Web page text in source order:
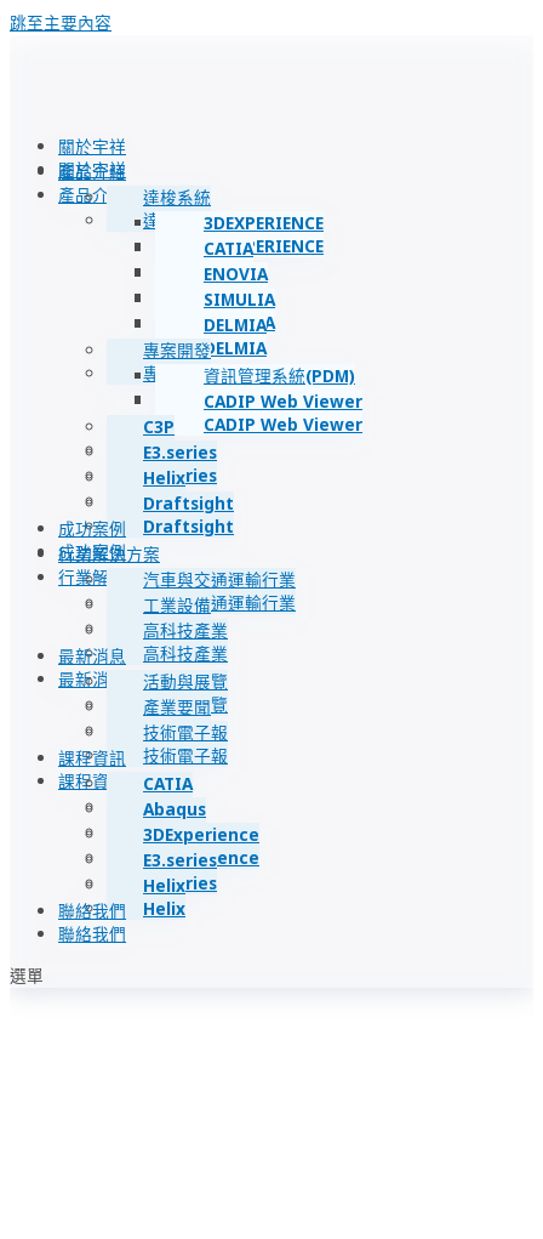
跳至主要內容
關於宇祥
產品介紹
達梭系統
3DEXPERIENCE
CATIA
ENOVIA
SIMULIA
DELMIA
專案開發
資訊管理系統(PDM)
CADIP Web Viewer
C3P
E3.series
Helix
Draftsight
成功案例
行業解決方案
汽車與交通運輸行業
工業設備
高科技產業
最新消息
活動與展覽
產業要聞
技術電子報
課程資訊
CATIA
Abaqus
3DExperience
E3.series
Helix
聯絡我們
選單
關於宇祥
產品介紹
達梭系統
3DEXPERIENCE
CATIA
ENOVIA
SIMULIA
DELMIA
專案開發
資訊管理系統(PDM)
CADIP Web Viewer
C3P
E3.series
Helix
Draftsight
成功案例
行業解決方案
汽車與交通運輸行業
工業設備
高科技產業
最新消息
活動與展覽
產業要聞
技術電子報
課程資訊
CATIA
Abaqus
3DExperience
E3.series
Helix
聯絡我們